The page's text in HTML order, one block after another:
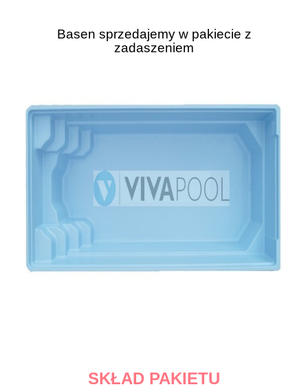
Basen sprzedajemy w pakiecie z
zadaszeniem
SKŁAD PAKIETU